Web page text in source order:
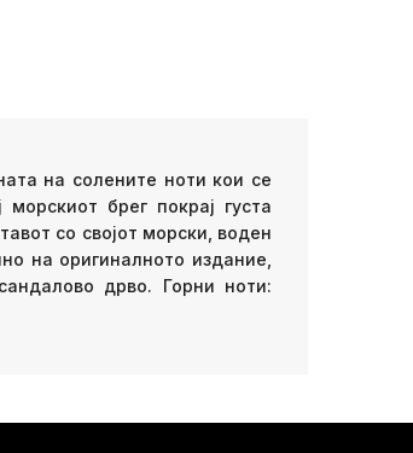
на солените ноти кои се
брег покрај густа
со својот морски, воден
на оригиналното издание,
дрво. Горни ноти: